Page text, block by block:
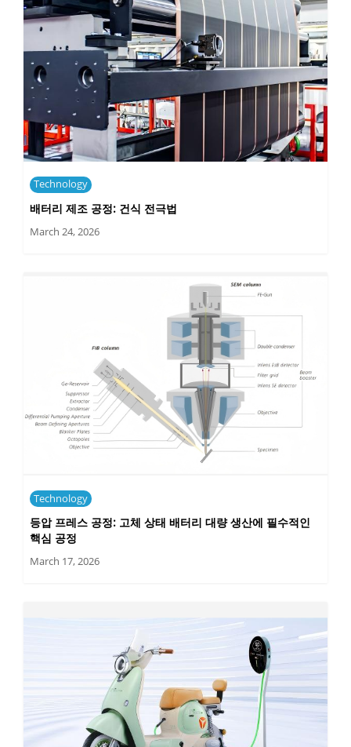
Technology
배터리 제조 공정: 건식 전극법
March 24, 2026
Technology
등압 프레스 공정: 고체 상태 배터리 대량 생산에 필수적인
핵심 공정
March 17, 2026